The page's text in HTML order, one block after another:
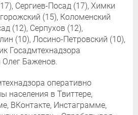
Сергиев-Посад (17), Химки
(15), Коломенский
(12), Серпухов (12),
(10), Лосино-Петровский (10),
Госадмтехнадзора
Олег Баженов.
оперативно
населения в Твиттере,
ВКонтакте, Инстаграмме,